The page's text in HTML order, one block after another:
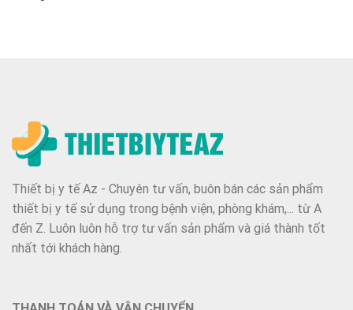
Thiết bị y tế Az - Chuyên tư vấn, buôn bán các sản phẩm
thiết bị y tế sử dụng trong bệnh viện, phòng khám,... từ A
đến Z. Luôn luôn hỗ trợ tư vấn sản phẩm và giá thành tốt
nhất tới khách hàng.